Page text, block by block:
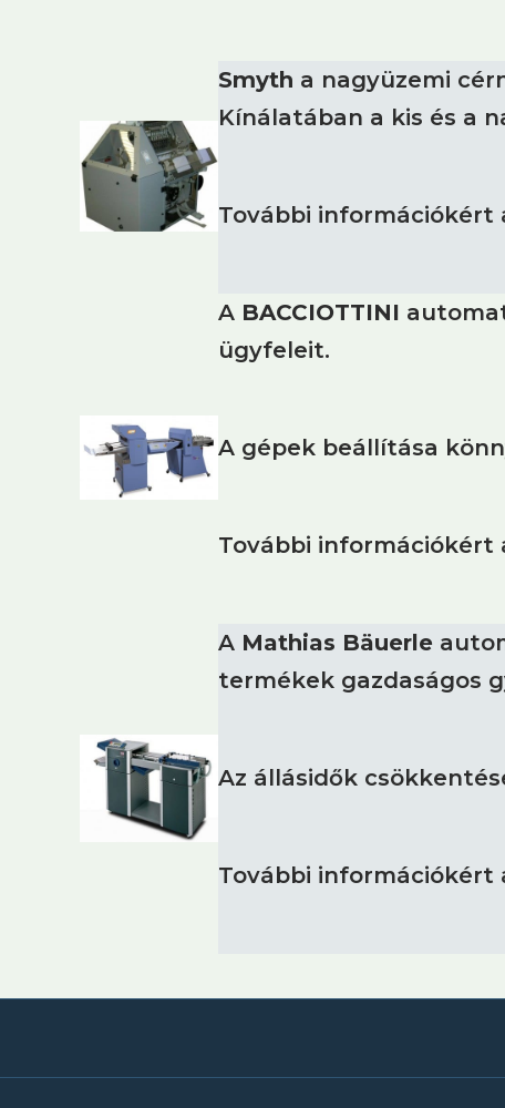
Smyth a nagyüzemi
Kínálatában a kis és a
További információkért
A BACCIOTTINI
ügyfeleit.
A gépek beállítása
További információkért
A Mathias Bäuerle
termékek gazdaságos
Az állásidők
További információkért